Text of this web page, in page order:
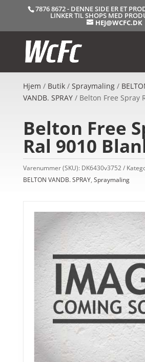
7876 8672 - DENNE SIDE ER ET
LINKER TIL SHOPS MED
HEJ@WCFC.DK
Hjem / Butik/ Spraymaling/
VANDB. SPRAY/ Belton Free Spray
Belton Free
Ral 9010
Varenummer (SKU): DK6430v3752
BELTON VANDB. SPRAY, Spraymaling